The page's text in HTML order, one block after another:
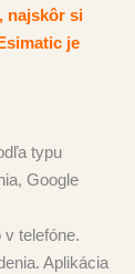
najskôr si
je
typu
Google
telefóne.
Aplikácia